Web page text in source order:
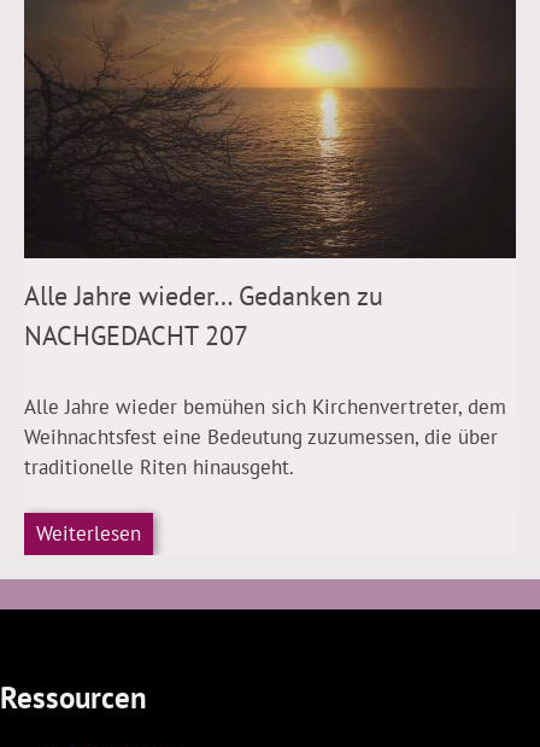
Alle Jahre wieder… Gedanken zu
NACHGEDACHT 207
Alle Jahre wieder bemühen sich Kirchenvertreter, dem
Weihnachtsfest eine Bedeutung zuzumessen, die über
traditionelle Riten hinausgeht.
Weiterlesen
Ressourcen